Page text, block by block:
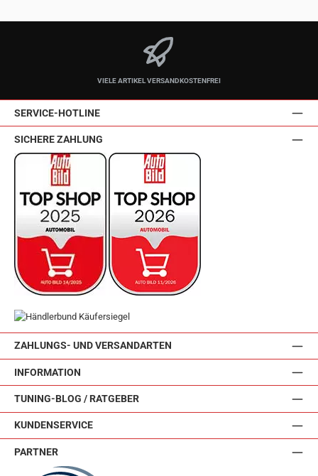
VIELE ARTIKEL VERSANDKOSTENFREI
SERVICE-HOTLINE
ZAHLUNGS- UND VERSANDARTEN
INFORMATION
TUNING-BLOG / RATGEBER
KUNDENSERVICE
SICHERE ZAHLUNG
PARTNER